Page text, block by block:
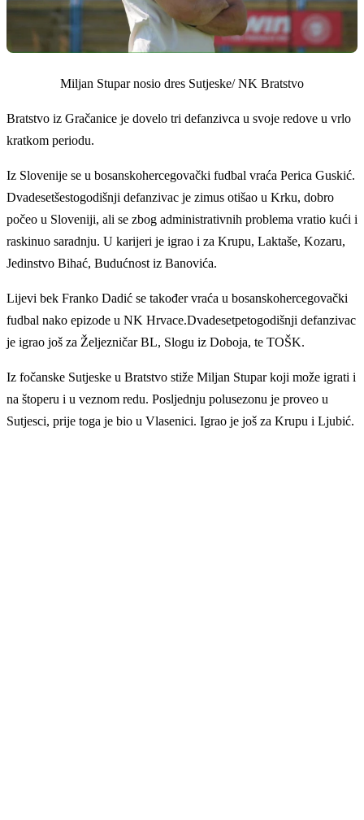
Miljan Stupar nosio dres Sutjeske/ NK Bratstvo
Bratstvo iz Gračanice je dovelo tri defanzivca u svoje redove u vrlo
kratkom periodu.
Iz Slovenije se u bosanskohercegovački fudbal vraća Perica Guskić.
Dvadesetšestogodišnji defanzivac je zimus otišao u Krku, dobro
počeo u Sloveniji, ali se zbog administrativnih problema vratio kući i
raskinuo saradnju. U karijeri je igrao i za Krupu, Laktaše, Kozaru,
Jedinstvo Bihać, Budućnost iz Banovića.
Lijevi bek Franko Dadić se također vraća u bosanskohercegovački
fudbal nako epizode u NK Hrvace.Dvadesetpetogodišnji defanzivac
je igrao još za Željezničar BL, Slogu iz Doboja, te TOŠK.
Iz fočanske Sutjeske u Bratstvo stiže Miljan Stupar koji može igrati i
na štoperu i u veznom redu. Posljednju polusezonu je proveo u
Sutjesci, prije toga je bio u Vlasenici. Igrao je još za Krupu i Ljubić.